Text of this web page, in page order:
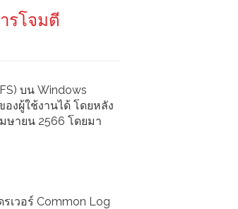
รโจมตี
บน Windows
งผู้ใช้งานได้ โดยหลัง
ษายน 2566 โดยมา
เวอร์ Common Log